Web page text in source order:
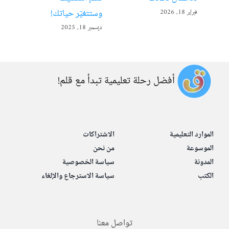
فبراير 18, 2026
وستتغيّر حياتك!
ديسمبر 18, 2025
أفضل رحلة تعليمية تبدأ مع قلم!
الموارد التعليمية
الموسوعة
المدونة
الكتب
الاشتراكات
من نحن
سياسة الخصوصية
سياسة الاسترجاع والإلغاء
تواصل معنا